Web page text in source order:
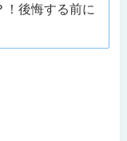
！後悔する前に